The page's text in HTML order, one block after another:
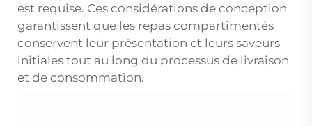
est requise. Ces considérations de conception
garantissent que les repas compartimentés
conservent leur présentation et leurs saveurs
initiales tout au long du processus de livraison
et de consommation.